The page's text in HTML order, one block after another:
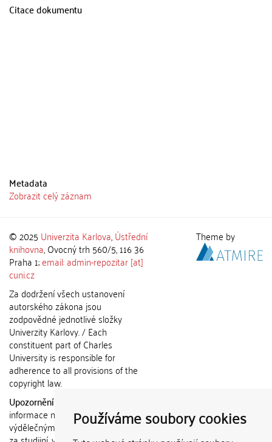
Používáme soubory cookies
Citace dokumentu
Metadata
Zobrazit celý záznam
© 2025 Univerzita Karlova,Ústřední
knihovna, Ovocný trh 560/5, 116 36
Praha 1;email: admin-repozitar [at]
cuni.cz
Za dodržení všech ustanovení
autorského zákona jsou
zodpovědné jednotlivé složky
Univerzity Karlovy. / Each
constituent part of Charles
University is responsible for
adherence to all provisions of the
copyright law.
Upozornění / Notice:
informace nemohou být použity k
výdělečným účelům nebo vydávány
Theme by